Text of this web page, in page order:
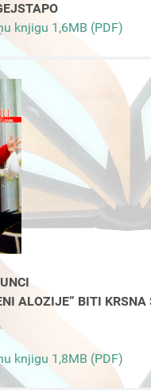
knjigu 1,6MB (PDF)
ALOZIJE” BITI KRSNA
knjigu 1,8MB (PDF)